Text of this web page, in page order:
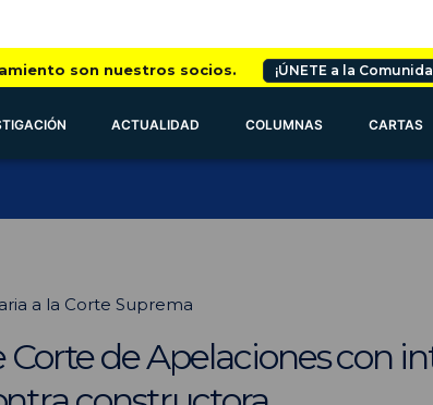
son nuestros socios. ¡ÚNETE a la
ACTUALIDAD COLUMNAS CARTAS
a la Corte Suprema
de Apelaciones con